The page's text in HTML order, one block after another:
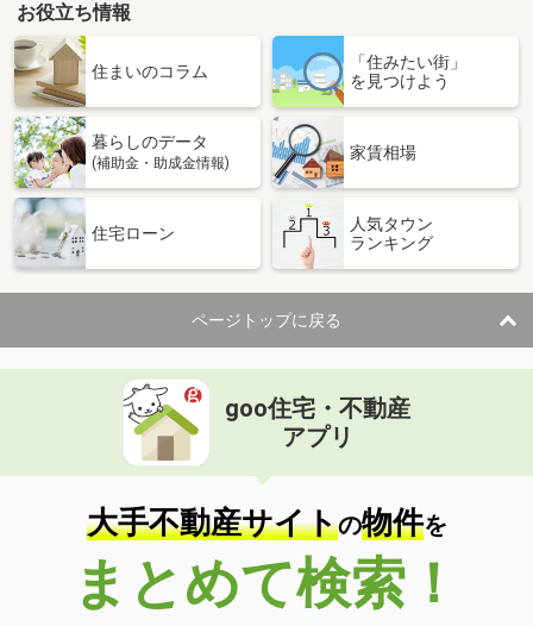
お役立ち情報
住まいのコラム
「住みたい街」
を見つけよう
暮らしのデータ
(補助金・助成金情報)
家賃相場
住宅ローン
人気タウン
ランキング
ページトップに戻る
goo住宅・不動産
アプリ
大手不動産サイトの物件を
まとめて検索！